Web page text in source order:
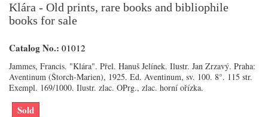
Klára - Old prints, rare books and bibliophile
books for sale
Catalog No.: 01012
Jammes, Francis. "Klára". Přel. Hanuš Jelínek. Ilustr. Jan Zrzavý. Praha:
Aventinum (Štorch-Marien), 1925. Ed. Aventinum, sv. 100. 8°. 115 str.
Exempl. 169/1000. Ilustr. zlac. OPrg., zlac. horní ořízka.
Sold